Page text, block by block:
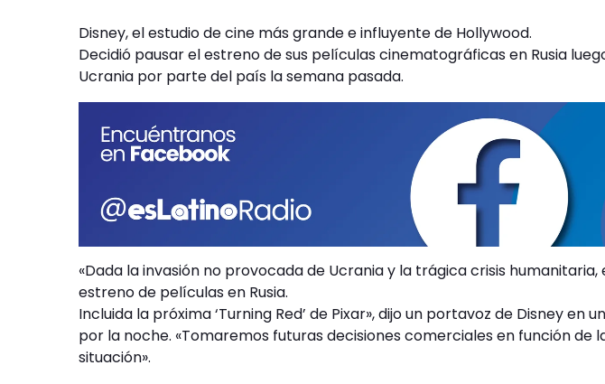
Disney, el estudio de cine más grande e influyente de Hollywood.
Decidió pausar el estreno de sus películas cinematográficas en Rusia
Ucrania por parte del país la semana pasada.
«Dada la invasión no provocada de Ucrania y la trágica crisis
estreno de películas en Rusia.
Incluida la próxima ‘Turning Red’ de Pixar», dijo un portavoz de Disney en
por la noche. «Tomaremos futuras decisiones comerciales en función de
situación».